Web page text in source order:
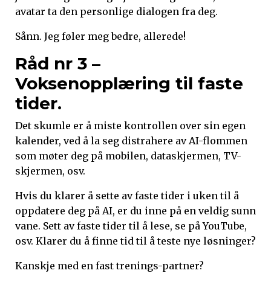
avatar ta den personlige dialogen fra deg.
Sånn. Jeg føler meg bedre, allerede!
Råd nr 3 –
Voksenopplæring til faste
tider.
Det skumle er å miste kontrollen over sin egen
kalender, ved å la seg distrahere av AI-flommen
som møter deg på mobilen, dataskjermen, TV-
skjermen, osv.
Hvis du klarer å sette av faste tider i uken til å
oppdatere deg på AI, er du inne på en veldig sunn
vane. Sett av faste tider til å lese, se på YouTube,
osv. Klarer du å finne tid til å teste nye løsninger?
Kanskje med en fast trenings-partner?